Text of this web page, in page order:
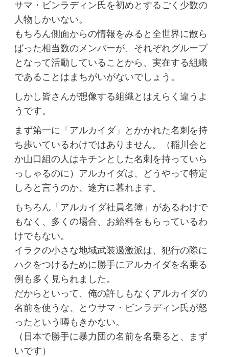
サマ・ビンラディン氏を初めとするごく少数の
人物しかいない。
もちろん側面からの情報をみると全世界に散ら
ばった相当数のメンバーが、それぞれグループ
となって活動していることから、実在する組織
であることはまちがいがないでしょう。
しかし皆さんが想像する組織とはえらく違うよ
うです。
まず第一に「アルカイダ」とかかれた名刺を持
ち歩いているわけではありません。（稲川会と
か山口組の人はキチンとした名刺を持っていら
っしゃるのに）アルカイダは、どうやって特定
しろと言うのか、途方に暮れます。
もちろん「アルカイダ社員名簿」があるわけで
もなく、多くの場合、お給料をもらっているわ
けでもない。
イラクの小さな地域武装過激派は、犯行の際に
ハクをつけるために勝手にアルカイダを名乗る
例も多く見られました。
だからといって、俺の許しもなくアルカイダの
名前を使うな、とウサマ・ビンラディン氏が怒
ったという噂もきかない。
（日本で勝手に暴力団の名前を名乗ると、まず
いです）